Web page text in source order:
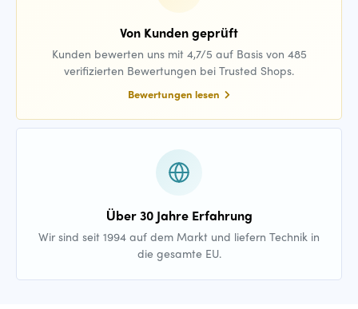
Von Kunden geprüft
Kunden bewerten uns mit 4,7/5 auf Basis von 485
verifizierten Bewertungen bei Trusted Shops.
Bewertungen lesen
Über 30 Jahre Erfahrung
Wir sind seit 1994 auf dem Markt und liefern Technik in
die gesamte EU.